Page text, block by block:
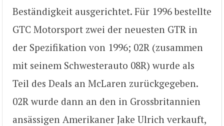
Beständigkeit ausgerichtet. Für 1996 bestellte
GTC Motorsport zwei der neuesten GTR in
der Spezifikation von 1996; 02R (zusammen
mit seinem Schwesterauto 08R) wurde als
Teil des Deals an McLaren zurückgegeben.
02R wurde dann an den in Grossbritannien
ansässigen Amerikaner Jake Ulrich verkauft,